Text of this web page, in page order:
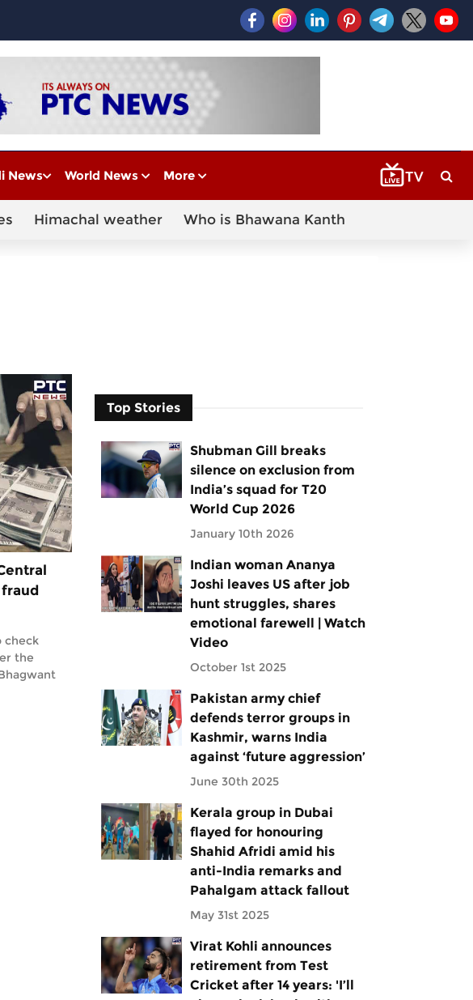
News World News More
Himachal weather Who is Bhawana Kanth
check
the
Top Stories
Shubman Gill breaks
silence on exclusion from
India’s squad for T20
World Cup 2026
January 10th 2026
Indian woman Ananya
Joshi leaves US after job
hunt struggles, shares
emotional farewell | Watch
Video
October 1st 2025
Pakistan army chief
defends terror groups in
Kashmir, warns India
against ‘future aggression’
June 30th 2025
Kerala group in Dubai
flayed for honouring
Shahid Afridi amid his
anti-India remarks and
Pahalgam attack fallout
May 31st 2025
Virat Kohli announces
retirement from Test
Cricket after 14 years: 'I’ll